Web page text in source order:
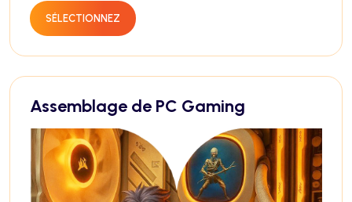
SÉLECTIONNEZ
Assemblage de PC Gaming